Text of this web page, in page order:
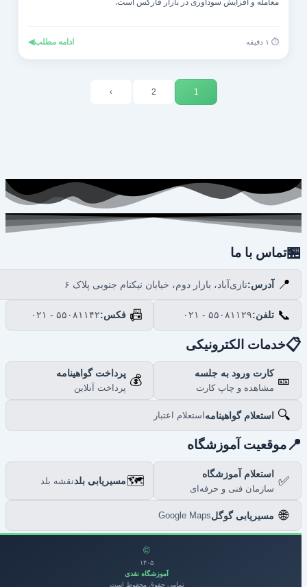
ادامه مطلب◀
تماس با ما
📍 آدرس:نازی‌آباد، بازار دوم، خیابان نیکنام جنوبی پلاک ۶
📞 تلفن:۰۲۱ - ۵۵۰۸۱۱۲۹ 📠 فکس:۰۲۱ - ۵۵۰۸۱۱۴۲
خدمات الکترونیکی
🎫 کارت ورود به جلسه
مشاهده و چاپ کارت
💰 پرداخت گواهینامه
پرداخت آنلاین
🔍 استعلام گواهینامهاستعلام اعتبار
موقعیت آموزشگاه
✅ استعلام آموزشگاه
سازمان فنی و حرفه‌ای
🗺️مسیریابی بلدنقشه بلد
مسیریابی گوگلGoogle Maps
۱۴۰۵
آموزشگاه نقدی
تمامی حقوق محفوظ است